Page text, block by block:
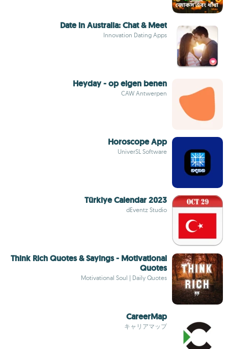
Date in Australia: Chat & Meet
Innovation Dating Apps
Heyday - op eigen benen
CAW Antwerpen
Horoscope App
UniverSL Software
Türkiye Calendar 2023
dEventz Studio
Think Rich Quotes & Sayings - Motivational
Quotes
Motivational Soul | Daily Quotes
CareerMap
キャリアマップ